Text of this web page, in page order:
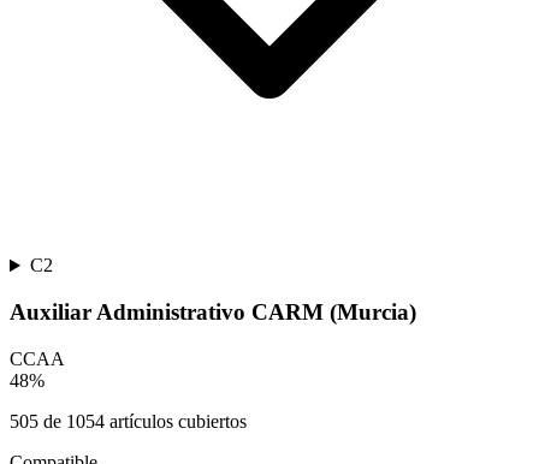
C2
Auxiliar Administrativo CARM (Murcia)
CCAA
48%
505 de 1054 artículos cubiertos